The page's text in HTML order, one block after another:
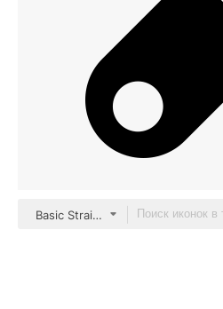
Basic Straight Filled